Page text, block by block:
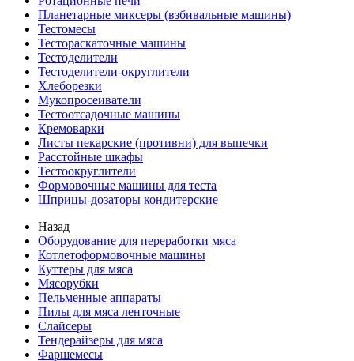
Планетарные миксеры (взбивальные машины)
Тестомесы
Тестораскаточные машины
Тестоделители
Тестоделители-округлители
Хлеборезки
Мукопросеиватели
Тестоотсадочные машины
Кремоварки
Листы пекарские (противни) для выпечки
Расстойные шкафы
Тестоокруглители
Формовочные машины для теста
Шприцы-дозаторы кондитерские
Назад
Оборудование для переработки мяса
Котлетоформовочные машины
Куттеры для мяса
Мясорубки
Пельменные аппараты
Пилы для мяса ленточные
Слайсеры
Тендерайзеры для мяса
Фаршемесы